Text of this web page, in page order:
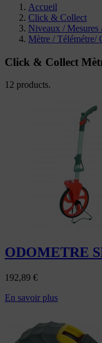
Accueil
Click & Collect
Niveaux / Mesures
Mètre / Télémétre/
Click & Collect
12 products.
ODOMETRE
192,89 €
En savoir plus